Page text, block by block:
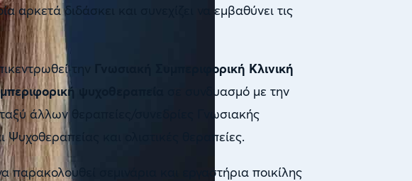
αρκετά διδάσκει και συνεχίζει να εμβαθύνει τις
την
Γνωσιακή Συμπεριφορική Κλινική
ψυχοθεραπεία
σε συνδυασμό με την
άλλων θεραπείες/συνεδρίες Γνωσιακής
και ολιστικές θεραπείες.
παρακολουθεί σεμινάρια και εργαστήρια ποικίλης